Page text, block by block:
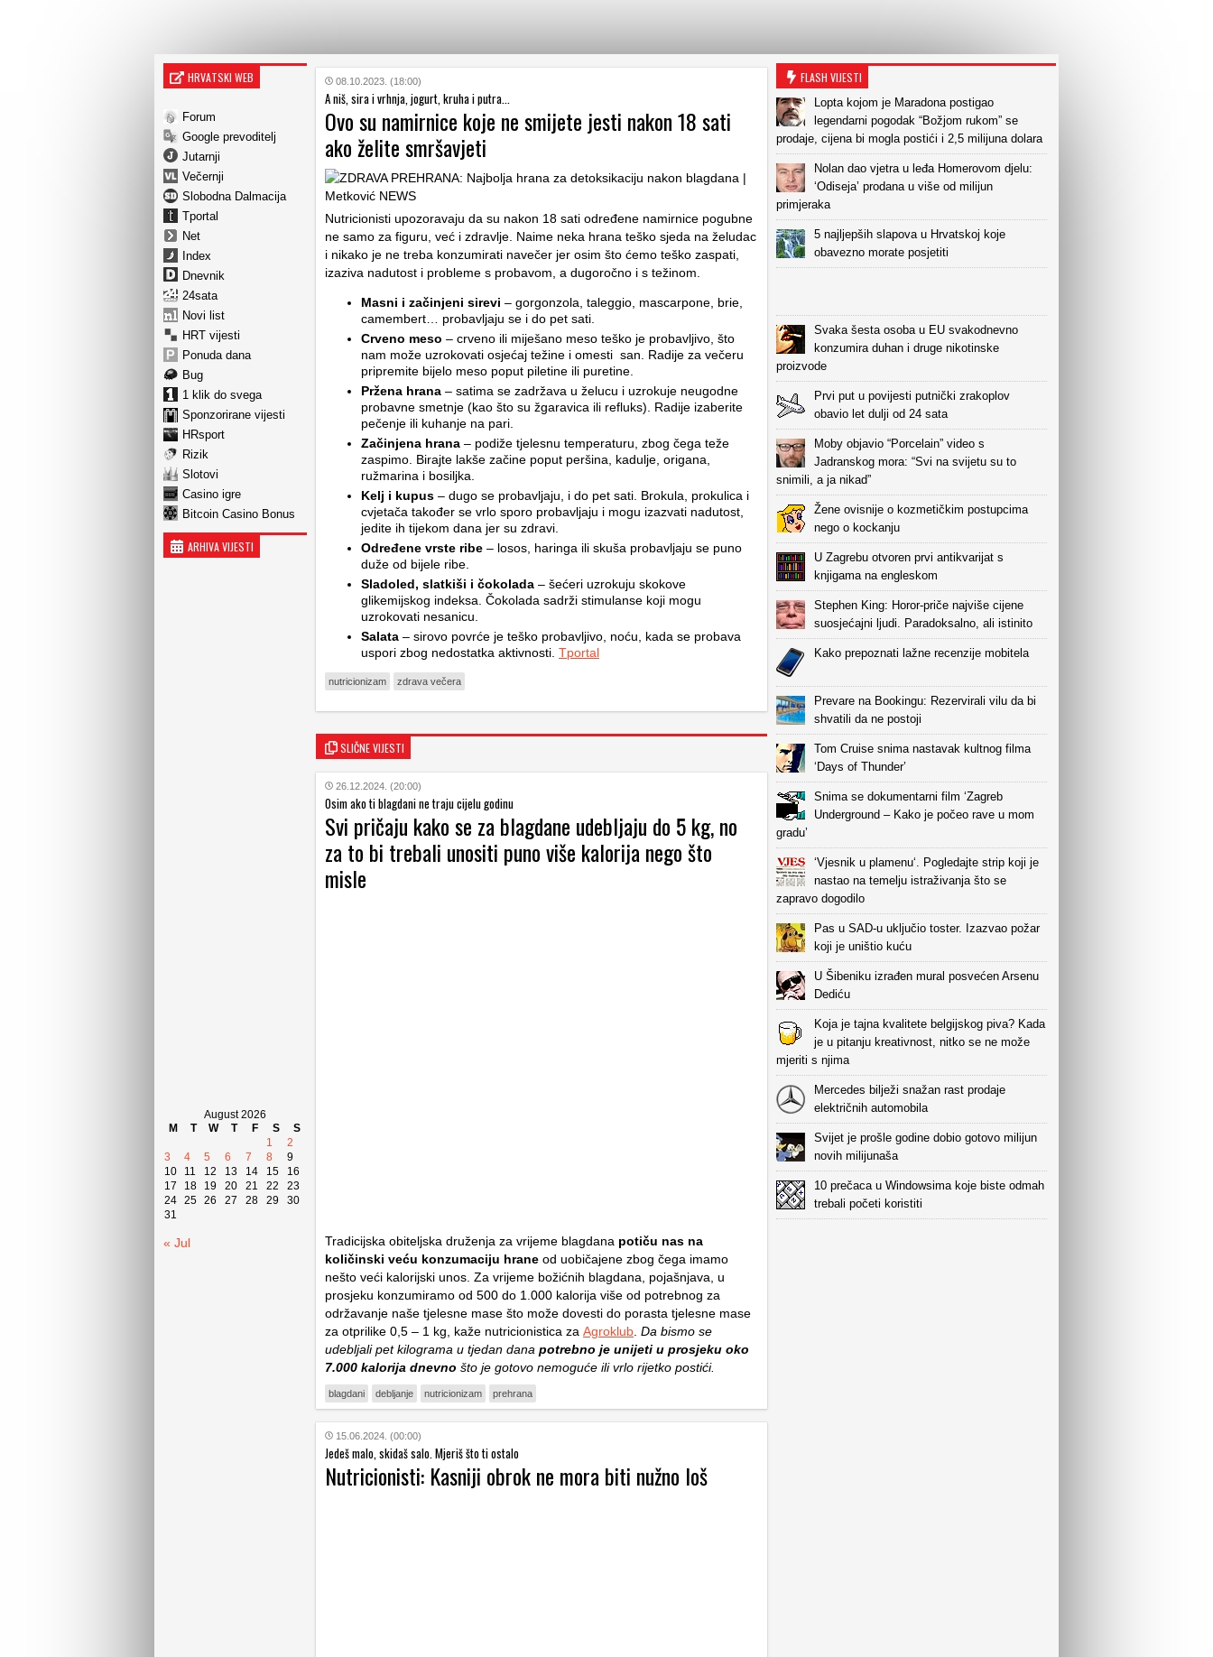
HRVATSKI WEB
Forum
Google prevoditelj
Jutarnji
Večernji
Slobodna Dalmacija
Tportal
Net
Index
Dnevnik
24sata
Novi list
HRT vijesti
Ponuda dana
Bug
1 klik do svega
Sponzorirane vijesti
HRsport
Rizik
Slotovi
Casino igre
Bitcoin Casino Bonus
ARHIVA VIJESTI
August 2026
M
T W T F S
S
1
2
3
4 5 6 7 8
9
10
11 12 13 14 15
16
17
18 19 20 21 22
23
24 25 26 27 28 29
30
31
« Jul
08.10.2023. (18:00)
A niš, sira i vrhnja, jogurt, kruha i putra...
Ovo su namirnice koje ne smijete jesti nakon 18 sati
ako želite smršavjeti
Nutricionisti upozoravaju da su nakon 18 sati određene namirnice pogubne
ne samo za figuru, već i zdravlje. Naime neka hrana teško sjeda na želudac
i nikako je ne treba konzumirati navečer jer osim što ćemo teško zaspati,
izaziva nadutost i probleme s probavom, a dugoročno i s težinom.
Masni i začinjeni sirevi – gorgonzola, taleggio, mascarpone, brie,
camembert… probavljaju se i do pet sati.
Crveno meso – crveno ili miješano meso teško je probavljivo, što
nam može uzrokovati osjećaj težine i omesti san. Radije za večeru
pripremite bijelo meso poput piletine ili puretine.
Pržena hrana – satima se zadržava u želucu i uzrokuje neugodne
probavne smetnje (kao što su žgaravica ili refluks). Radije izaberite
pečenje ili kuhanje na pari.
Začinjena hrana – podiže tjelesnu temperaturu, zbog čega teže
zaspimo. Birajte lakše začine poput peršina, kadulje, origana,
ružmarina i bosiljka.
Kelj i kupus – dugo se probavljaju, i do pet sati. Brokula, prokulica i
cvjetača također se vrlo sporo probavljaju i mogu izazvati nadutost,
jedite ih tijekom dana jer su zdravi.
Određene vrste ribe – losos, haringa ili skuša probavljaju se puno
duže od bijele ribe.
Sladoled, slatkiši i čokolada – šećeri uzrokuju skokove
glikemijskog indeksa. Čokolada sadrži stimulanse koji mogu
uzrokovati nesanicu.
Salata – sirovo povrće je teško probavljivo, noću, kada se probava
uspori zbog nedostatka aktivnosti. Tportal
nutricionizam zdrava večera
SLIČNE VIJESTI
26.12.2024. (20:00)
Osim ako ti blagdani ne traju cijelu godinu
Svi pričaju kako se za blagdane udebljaju do 5 kg, no
za to bi trebali unositi puno više kalorija nego što
misle
Tradicijska obiteljska druženja za vrijeme blagdana potiču nas na
količinski veću konzumaciju hrane od uobičajene zbog čega imamo
nešto veći kalorijski unos. Za vrijeme božićnih blagdana, pojašnjava, u
prosjeku konzumiramo od 500 do 1.000 kalorija više od potrebnog za
održavanje naše tjelesne mase što može dovesti do porasta tjelesne mase
za otprilike 0,5 – 1 kg, kaže nutricionistica za Agroklub Da bismo se
udebljali pet kilograma u tjedan dana potrebno je unijeti u prosjeku oko
7.000 kalorija dnevno što je gotovo nemoguće ili vrlo rijetko postići.
blagdani debljanje nutricionizam prehrana
15.06.2024. (00:00)
Jedeš malo, skidaš salo. Mjeriš što ti ostalo
Nutricionisti: Kasniji obrok ne mora biti nužno loš
FLASH VIJESTI
Lopta kojom je Maradona postigao
legendarni pogodak “Božjom rukom” se
prodaje, cijena bi mogla postići i 2,5 milijuna dolara
Nolan dao vjetra u leđa Homerovom djelu:
‘Odiseja’ prodana u više od milijun
primjeraka
5 najljepših slapova u Hrvatskoj koje
obavezno morate posjetiti
Svaka šesta osoba u EU svakodnevno
konzumira duhan i druge nikotinske
proizvode
Prvi put u povijesti putnički zrakoplov
obavio let dulji od 24 sata
Moby objavio “Porcelain” video s
Jadranskog mora: “Svi na svijetu su to
snimili, a ja nikad”
Žene ovisnije o kozmetičkim postupcima
nego o kockanju
U Zagrebu otvoren prvi antikvarijat s
knjigama na engleskom
Stephen King: Horor-priče najviše cijene
suosjećajni ljudi. Paradoksalno, ali istinito
Kako prepoznati lažne recenzije mobitela
Prevare na Bookingu: Rezervirali vilu da bi
shvatili da ne postoji
Tom Cruise snima nastavak kultnog filma
‘Days of Thunder’
Snima se dokumentarni film ‘Zagreb
Underground – Kako je počeo rave u mom
gradu’
‘Vjesnik u plamenu‘. Pogledajte strip koji je
nastao na temelju istraživanja što se
zapravo dogodilo
Pas u SAD-u uključio toster. Izazvao požar
koji je uništio kuću
U Šibeniku izrađen mural posvećen Arsenu
Dediću
Koja je tajna kvalitete belgijskog piva? Kada
je u pitanju kreativnost, nitko se ne može
mjeriti s njima
Mercedes bilježi snažan rast prodaje
električnih automobila
Svijet je prošle godine dobio gotovo milijun
novih milijunaša
10 prečaca u Windowsima koje biste odmah
trebali početi koristiti